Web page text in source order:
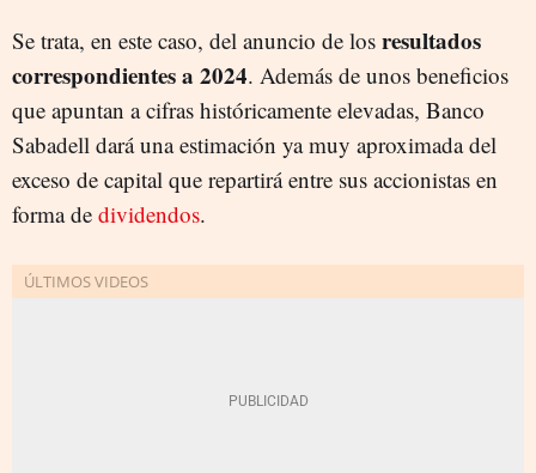
Se trata, en este caso, del anuncio de los resultados
correspondientes a 2024. Además de unos beneficios
que apuntan a cifras históricamente elevadas, Banco
Sabadell dará una estimación ya muy aproximada del
exceso de capital que repartirá entre sus accionistas en
forma de dividendos.